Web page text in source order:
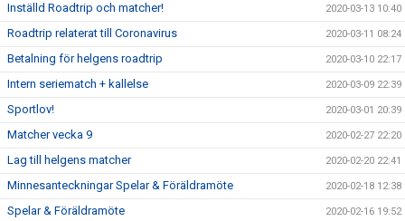
Inställd Roadtrip och matcher! 2020-03-13 10:40
Roadtrip relaterat till Coronavirus 2020-03-11 08:24
Betalning för helgens roadtrip 2020-03-10 22:17
Intern seriematch + kallelse 2020-03-09 22:39
Sportlov! 2020-03-01 20:39
Matcher vecka 9 2020-02-27 22:20
Lag till helgens matcher 2020-02-20 22:41
Minnesanteckningar Spelar & Föräldramöte 2020-02-18 12:38
Spelar & Föräldramöte 2020-02-16 19:52